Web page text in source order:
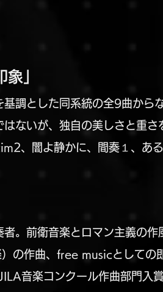
象」
基調とした同系統の全9曲から
はないが、独自の美しさと重さ
、闇よ静かに、間奏１、あ
者。前衛音楽とロマン主義の
）の作曲、free musicとして
音楽コンクール作曲部門入